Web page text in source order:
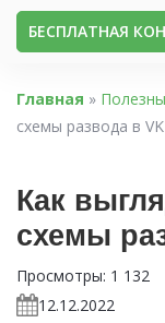
БЕСПЛАТНАЯ
Главная »
схемы развода в VK
Как
схемы
Просмотры: 1 132
12.12.2022